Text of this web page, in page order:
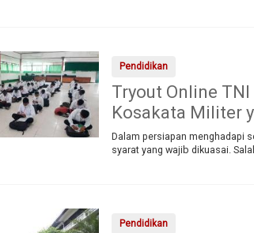
Pendidikan
Tryout Online
Kosakata Militer
Dalam persiapan menghadapi
syarat yang wajib dikuasai.
Pendidikan